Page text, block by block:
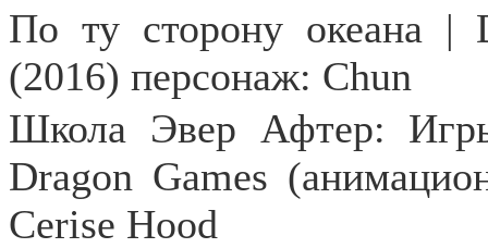
По ту сторону океана |
(2016) персонаж: Chun
Школа Эвер Афтер:
Dragon Games
Cerise Hood